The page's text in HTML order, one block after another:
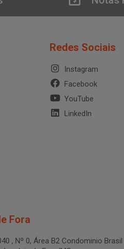
Redes Sociais
Instagram
Facebook
YouTube
LinkedIn
Fora
, Nº 0, Área B2 Condominio Brasil